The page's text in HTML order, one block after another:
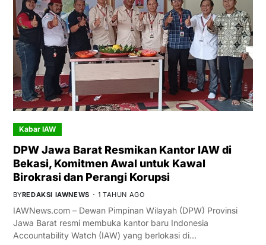
Kabar IAW
DPW Jawa Barat Resmikan Kantor IAW di
Bekasi, Komitmen Awal untuk Kawal
Birokrasi dan Perangi Korupsi
BYREDAKSI IAWNEWS 1 TAHUN AGO
IAWNews.com – Dewan Pimpinan Wilayah (DPW) Provinsi
Jawa Barat resmi membuka kantor baru Indonesia
Accountability Watch (IAW) yang berlokasi di…